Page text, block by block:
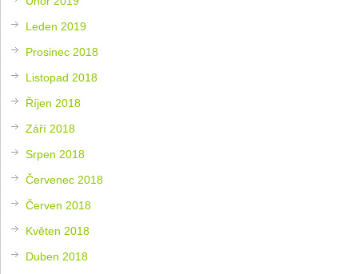
Leden 2019
Prosinec 2018
Listopad 2018
Říjen 2018
Září 2018
Srpen 2018
Červenec 2018
Červen 2018
Květen 2018
Duben 2018